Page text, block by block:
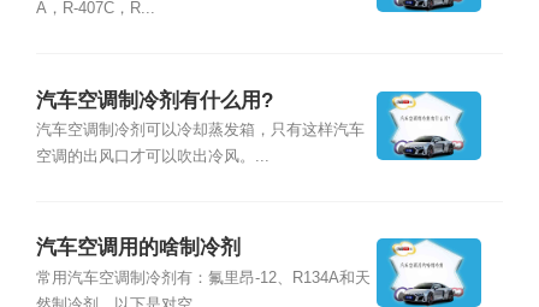
A，R-407C，R...
汽车空调制冷剂有什么用?
汽车空调制冷剂可以冷却蒸发箱，只有这样汽车
空调的出风口才可以吹出冷风。...
汽车空调用的啥制冷剂
常用汽车空调制冷剂有：氟里昂-12、R134A和天